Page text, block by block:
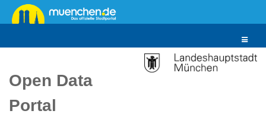
Überspringen
zum
Toggle
Open Data
Portal